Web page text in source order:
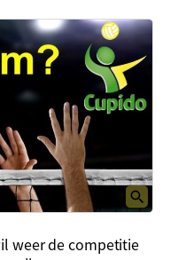
weer de competitie